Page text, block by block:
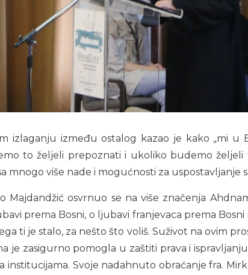
izlaganju između ostalog kazao je kako „mi u
to željeli prepoznati i ukoliko budemo
mnogo više nade i mogućnosti za uspostavljanje
Majdandžić osvrnuo se na više značenja
prema Bosni, o ljubavi franjevaca prema
ti je stalo, za nešto što voliš. Suživot na ovim
je zasigurno pomogla u zaštiti prava i
institucijama. Svoje nadahnuto obraćanje fra.